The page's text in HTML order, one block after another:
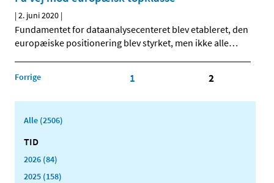
|2. juni 2020 |
Fundamentet for dataanalysecenteret blev etableret, den
europæiske positionering blev styrket, men ikke alle…
Forrige 1 2
Alle (2506)
TID
2026 (84)
2025 (158)